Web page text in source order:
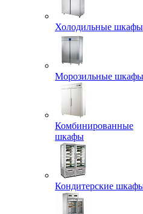
Холодильные шкафы
Морозильные шкафы
Комбинированные
шкафы
Кондитерские